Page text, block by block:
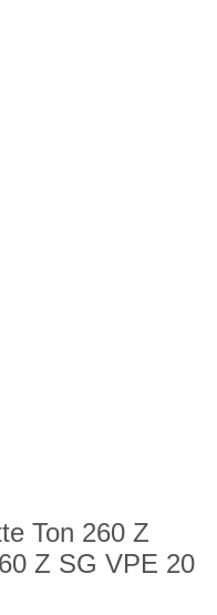
Ton 260 Z
Z SG VPE 20